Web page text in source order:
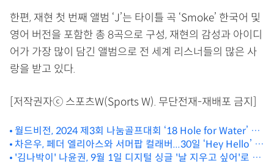
한편, 재현 첫 번째 앨범 ‘J’는 타이틀 곡 ‘Smoke’ 한국어 및
영어 버전을 포함한 총 8곡으로 구성, 재현의 감성과 아이디
어가 가장 많이 담긴 앨범으로 전 세계 리스너들의 많은 사
랑을 받고 있다.
[저작권자ⓒ 스포츠W(Sports W). 무단전재-재배포 금지]
월드비전, 2024 제3회 나눔골프대회 ‘18 Hole for Water’ 성
황리 개최
차은우, 페더 엘리아스와 서머팝 컬래버...30일 ‘Hey Hello’ 발
매
'김나박이' 나윤권, 9월 1일 디지털 싱글 '날 지우고 싶어'로 컴